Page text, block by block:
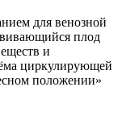
для венозной
плод
и
циркулирующей
положении»